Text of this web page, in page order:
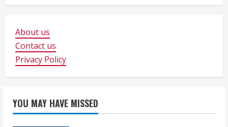
About us
Contact us
Privacy Policy
YOU MAY HAVE MISSED